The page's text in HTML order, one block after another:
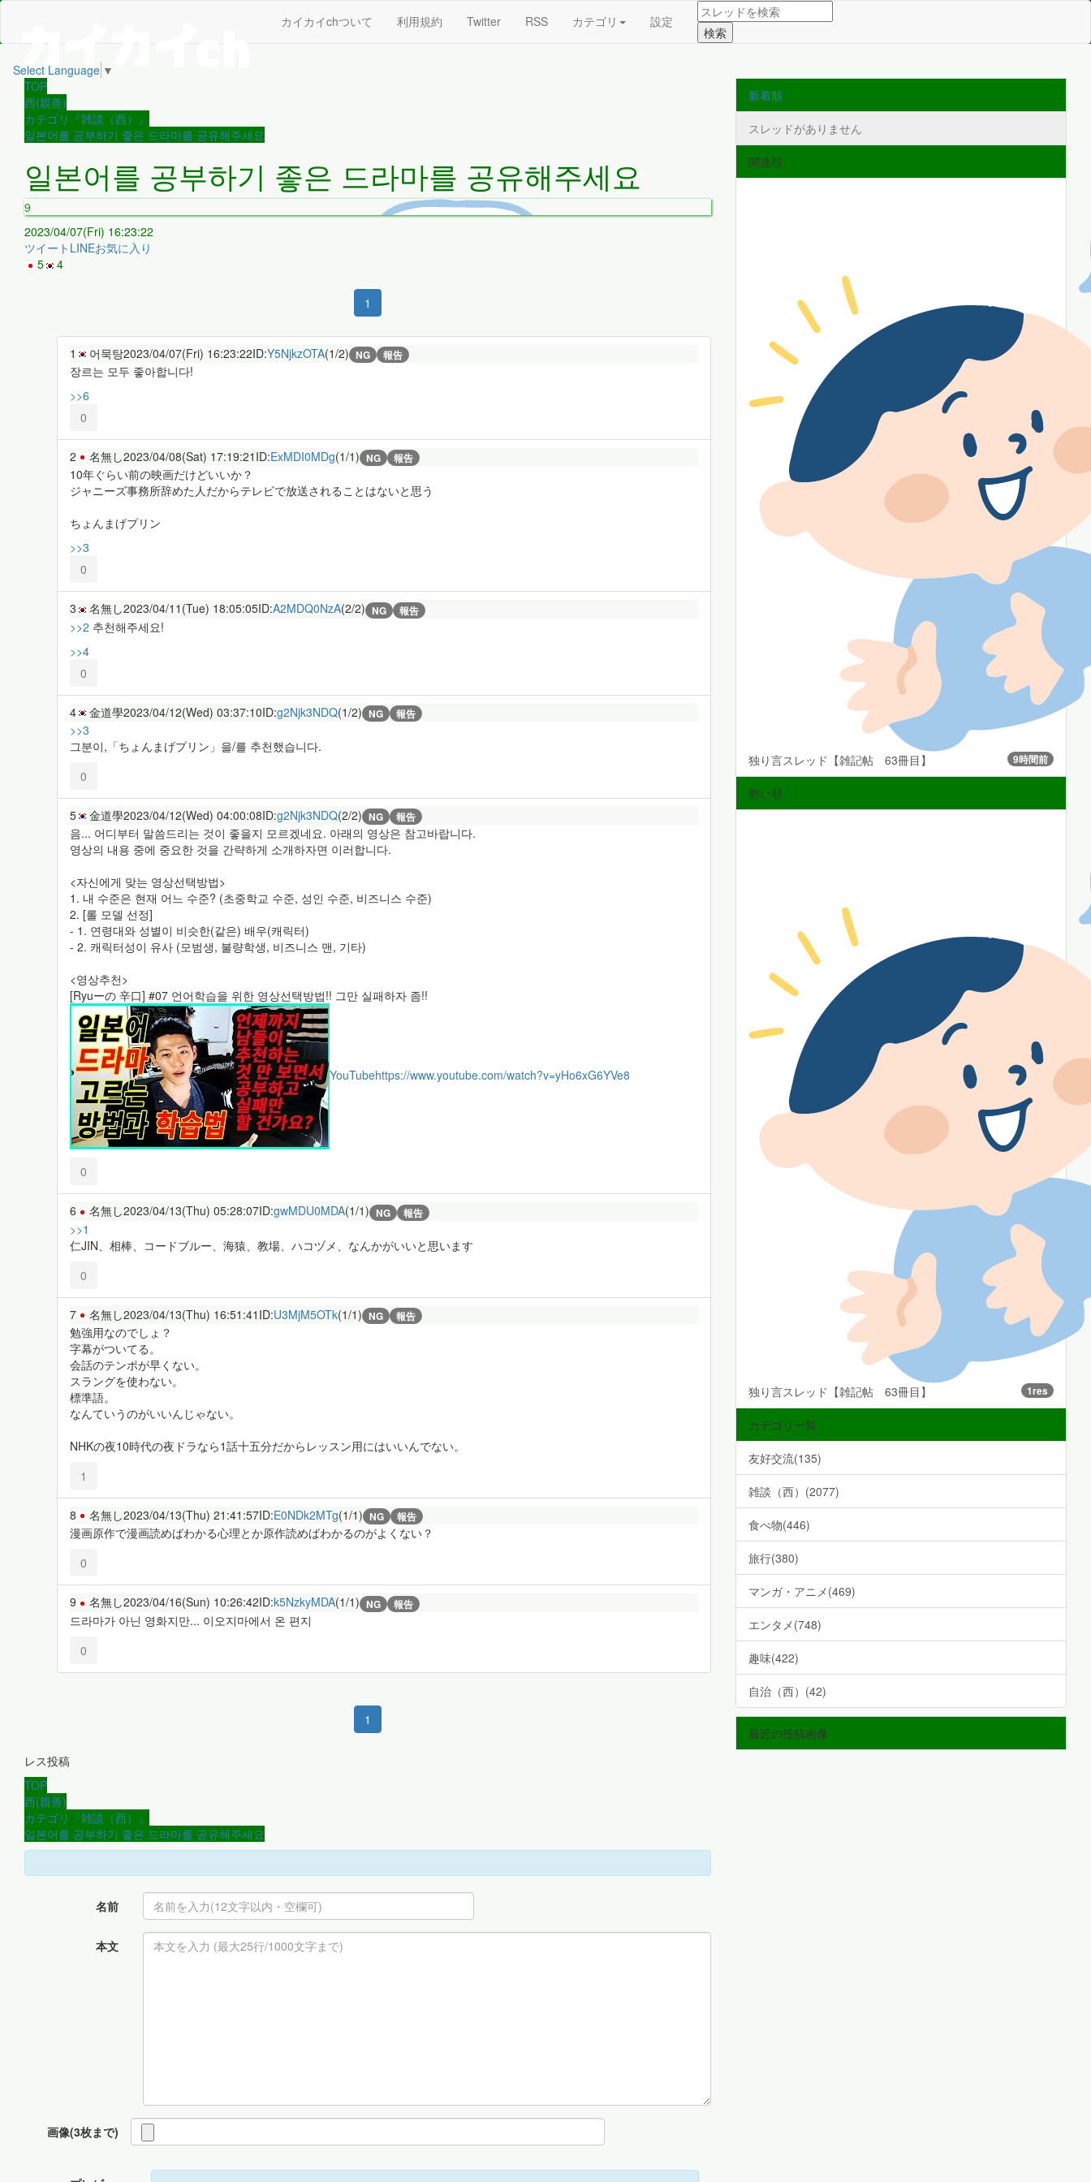
カイカイchついて 利用規約 Twitter RSS カテゴリ 設定
Select Language ▼
TOP
西(親善)
カテゴリ『雑談（西）』
일본어를 공부하기 좋은 드라마를 공유해주세요
일본어를 공부하기 좋은 드라마를 공유해주세요
9
2023/04/07(Fri) 16:23:22
ツイート LINEお気に入り
5
4
1
1 어묵탕2023/04/07(Fri) 16:23:22ID:Y5NjkzOTA(1/2) NG 報告
장르는 모두 좋아합니다!
>>6
0
2 名無し2023/04/08(Sat) 17:19:21 ID:ExMDI0MDg(1/1) NG 報告
10年ぐらい前の映画だけどいいか？
ジャニーズ事務所辞めた人だからテレビで放送されることはないと思う
ちょんまげプリン
>>3
0
3 名無し2023/04/11(Tue) 18:05:05ID:A2MDQ0NzA(2/2) NG 報告
>>2 추천해주세요!
>>4
0
4 金道學2023/04/12(Wed) 03:37:10ID:g2Njk3NDQ(1/2) NG 報告
>>3
그분이,「ちょんまげプリン」을/를 추천했습니다.
0
5 金道學2023/04/12(Wed) 04:00:08ID:g2Njk3NDQ(2/2) NG 報告
음... 어디부터 말씀드리는 것이 좋을지 모르겠네요. 아래의 영상은 참고바랍니다.
영상의 내용 중에 중요한 것을 간략하게 소개하자면 이러합니다.
<자신에게 맞는 영상선택방법>
1. 내 수준은 현재 어느 수준? (초중학교 수준, 성인 수준, 비즈니스 수준)
2. [롤 모델 선정]
- 1. 연령대와 성별이 비슷한(같은) 배우(캐릭터)
- 2. 캐릭터성이 유사 (모범생, 불량학생, 비즈니스 맨, 기타)
<영상추천>
[Ryuーの 辛口] #07 언어학습을 위한 영상선택방법!! 그만 실패하자 좀!!
YouTubehttps://www.youtube.com/watch?v=yHo6xG6YVe8
0
6 名無し2023/04/13(Thu) 05:28:07ID:gwMDU0MDA(1/1) NG 報告
>>1
仁JIN、相棒、コードブルー、海猿、教場、ハコヅメ、なんかがいいと思います
0
7 名無し2023/04/13(Thu) 16:51:41 ID:U3MjM5OTk(1/1) NG 報告
勉強用なのでしょ？
字幕がついてる。
会話のテンポが早くない。
スラングを使わない。
標準語。
なんていうのがいいんじゃない。
NHKの夜10時代の夜ドラなら1話十五分だからレッスン用にはいいんでない。
1
8 名無し2023/04/13(Thu) 21:41:57ID:E0NDk2MTg(1/1) NG 報告
漫画原作で漫画読めばわかる心理とか原作読めばわかるのがよくない？
0
9 名無し2023/04/16(Sun) 10:26:42ID:k5NzkyMDA(1/1) NG 報告
드라마가 아닌 영화지만... 이오지마에서 온 편지
0
1
レス投稿
TOP
西(親善)
カテゴリ『雑談（西）』
일본어를 공부하기 좋은 드라마를 공유해주세요
名前
本文
画像(3枚まで)
新着順
スレッドがありません
関連順
独り言スレッド【雑記帖 63冊目】 9時間前
勢い順
独り言スレッド【雑記帖 63冊目】 1res
カテゴリ一覧
友好交流(135)
雑談（西）(2077)
食べ物(446)
旅行(380)
マンガ・アニメ(469)
エンタメ(748)
趣味(422)
自治（西）(42)
最近の投稿画像